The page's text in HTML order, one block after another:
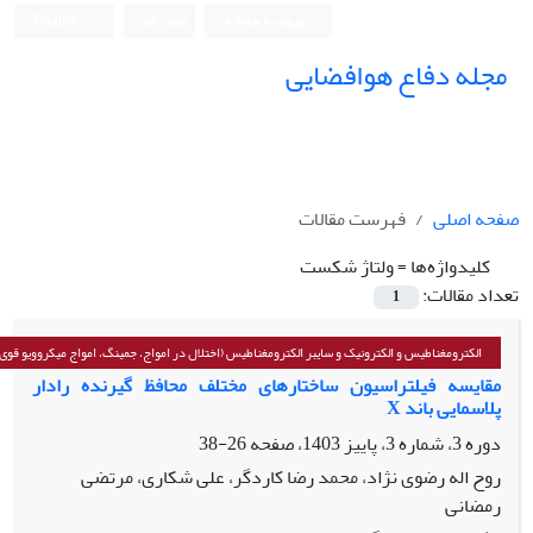
مجله دفاع هوافضایی
صفحه اصلی
فهرست مقالات
کلیدواژه‌ها =ولتاژ شکست
تعداد مقالات:
1
الکترومغناطیس و الکترونیک و سایبر الکترومغناطیس (اختلال در امواج، جمینگ، امواج میکروویو
مقایسه فیلتراسیون ساختارهای مختلف محافظ گیرنده رادار
پلاسمایی باند X
دوره 3، شماره 3، پاییز 1403، صفحه
26-38
روح اله رضوی نژاد، محمد رضا کاردگر، علی شکاری، مرتضی
رمضانی